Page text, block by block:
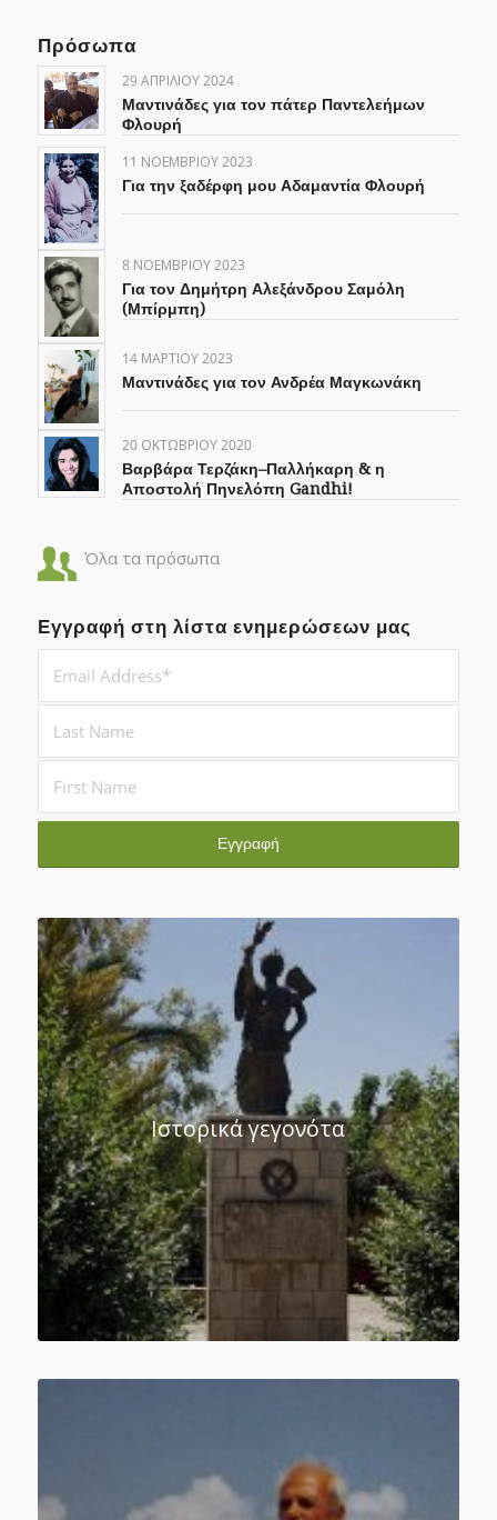
Πρόσωπα
29 ΑΠΡΙΛΊΟΥ 2024
Μαντινάδες για τον πάτερ Παντελεήμων
Φλουρή
11 ΝΟΕΜΒΡΊΟΥ 2023
Για την ξαδέρφη μου Αδαμαντία Φλουρή
8 ΝΟΕΜΒΡΊΟΥ 2023
Για τον Δημήτρη Αλεξάνδρου Σαμόλη
(Μπίρμπη)
14 ΜΑΡΤΊΟΥ 2023
Μαντινάδες για τον Ανδρέα Μαγκωνάκη
20 ΟΚΤΩΒΡΊΟΥ 2020
Βαρβάρα Τερζάκη–Παλλήκαρη & η
Αποστολή Πηνελόπη Gandhi!
Όλα τα πρόσωπα
Εγγραφή στη λίστα ενημερώσεων μας
Ιστορικά γεγονότα